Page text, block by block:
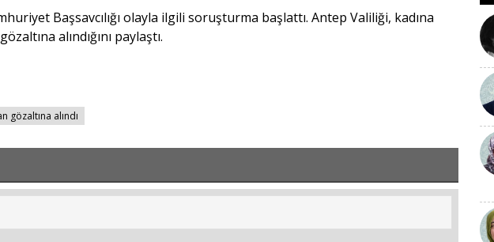
Başsavcılığı olayla ilgili soruşturma başlattı. Antep Valiliği, kadına
alındığını paylaştı.
gözaltına alındı